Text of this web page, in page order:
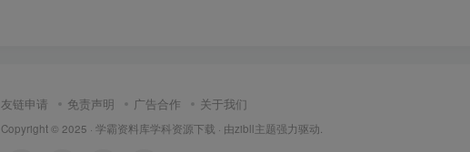
友链申请 免责声明 广告合作 关于我们
Copyright © 2025 · 学霸资料库学科资源下载 · 由zibll主题强力驱动.